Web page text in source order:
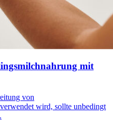
mit
von
wird, sollte unbedingt